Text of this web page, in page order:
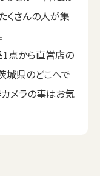
くさんの人が集
1点から直営店の
城県のどこへで
メラの事はお気